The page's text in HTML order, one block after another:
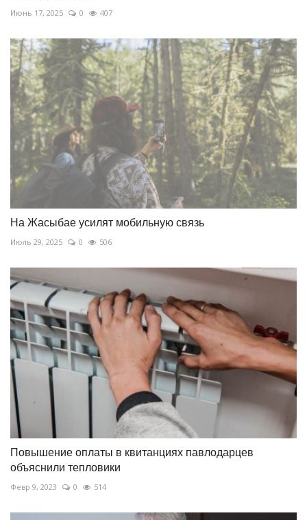
Июнь 17, 2025 0 407
На Жасыбае усилят мобильную связь
Июль 29, 2025 0 506
Повышение оплаты в квитанциях павлодарцев
объяснили тепловики
Февр 9, 2023 0 514